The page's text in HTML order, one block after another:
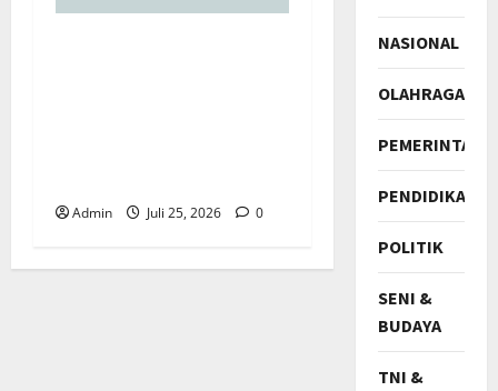
Admin Juli 25, 2026 0
NASIONAL
OLAHRAGA
PEMERINTAH
PENDIDIKAN
POLITIK
SENI &
BUDAYA
TNI &